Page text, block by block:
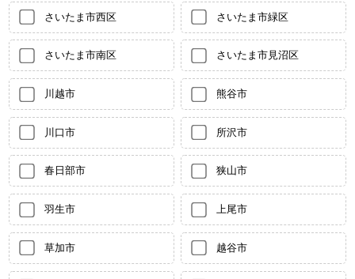
さいたま市西区 さいたま市緑区
さいたま市南区 さいたま市見沼区
川越市 熊谷市
川口市 所沢市
春日部市 狭山市
羽生市 上尾市
草加市 越谷市